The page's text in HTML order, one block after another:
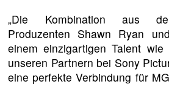
„Die Kombination aus
Produzenten Shawn Ryan
einem einzigartigen Talent
unseren Partnern bei Sony
eine perfekte Verbindung für